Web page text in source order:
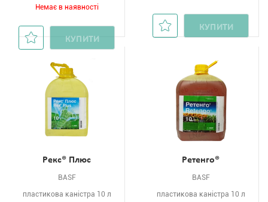
Немає в наявності
КУПИТИ
КУПИТИ
Рекс® Плюс
BASF
пластикова каністра 10 л
Ретенго®
BASF
пластикова каністра 10 л